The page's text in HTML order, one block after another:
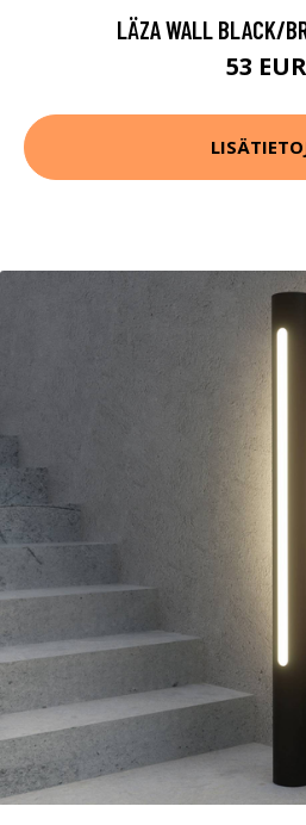
LÄZA WALL BLACK/
53 EUR